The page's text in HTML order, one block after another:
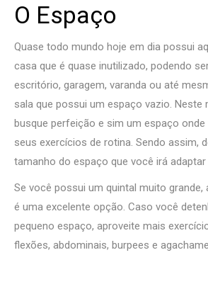
O Espaço
Quase todo mundo hoje em dia possui
casa que é quase inutilizado, podendo
escritório, garagem, varanda ou até
sala que possui um espaço vazio. Neste
busque perfeição e sim um espaço
seus exercícios de rotina. Sendo assim,
tamanho do espaço que você irá
Se você possui um quintal muito
é uma excelente opção. Caso você
pequeno espaço, aproveite mais
flexões, abdominais, burpees e